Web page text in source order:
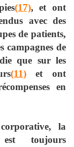
(17), et ont
avec des
de patients,
campagnes de
que sur les
(11)
et ont
en
la
est toujours